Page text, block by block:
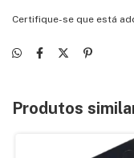
Certifique-se que está
Produtos